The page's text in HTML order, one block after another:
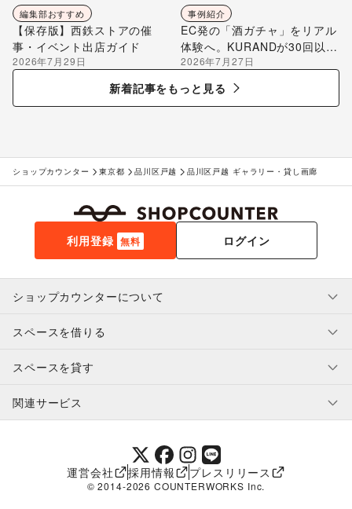
編集部おすすめ
【保存版】西鉄ストアの催
事・イベント出店ガイド
2026年7月29日
事例紹介
EC発の「酒ガチャ」をリアル
体験へ。KURANDが30回以上
のポップアップ出店で届け
る“新しいお酒との出会い”
2026年7月27日
新着記事をもっと見る
ショップカウンター 東京都 品川区戸越 品川区戸越 ギャラリー・貸し画廊
利用登録 無料 ログイン
ショップカウンターについて
利用規約・ガイドライン
特定商取引法に基づく表示
補償プログラム
スペースを借りる
スペースを借りたい人へ
ユーザー利用規約
提携パートナー
スペースを貸す
スペースを貸したい方へ
オーナー利用規約
関連サービス
SHOPCOUNTER MAGAZINE
ショップカウンターエンタープライズ
ショップカウンター常設
運営会社 採用情報 プレスリリース
© 2014-2026 COUNTERWORKS Inc.